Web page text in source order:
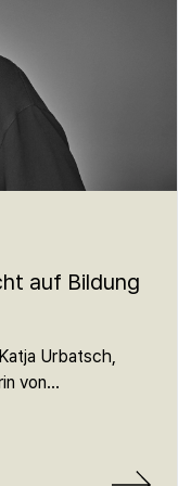
das dennoch
ist.
auf Bildung
Urbatsch,
von
wer studiert